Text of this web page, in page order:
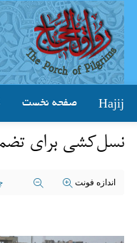
Hajij صفحه نخست
نسل‌کشی برای
اندازه فونت